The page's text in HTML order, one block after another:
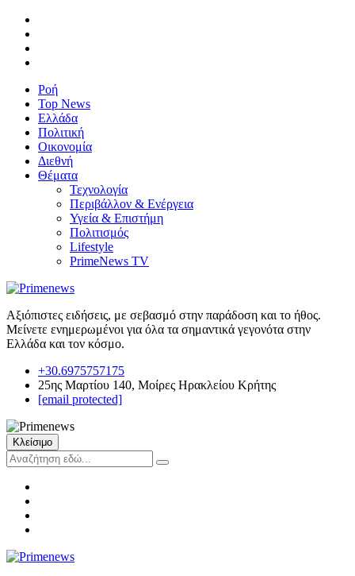
Ροή
Top News
Ελλάδα
Πολιτική
Οικονομία
Διεθνή
Θέματα
Τεχνολογία
Περιβάλλον & Ενέργεια
Υγεία & Επιστήμη
Πολιτισμός
Lifestyle
PrimeNews TV
Αξιόπιστες ειδήσεις, με σεβασμό στην παράδοση και το ήθος.
Μείνετε ενημερωμένοι για όλα τα σημαντικά γεγονότα στην
Ελλάδα και τον κόσμο.
+30.6975757175
25ης Μαρτίου 140, Μοίρες Ηρακλείου Κρήτης
[email protected]
Κλείσιμο